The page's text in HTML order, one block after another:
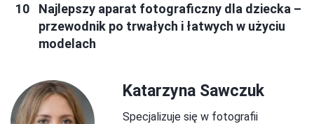
Najlepszy aparat fotograficzny dla dziecka –
przewodnik po trwałych i łatwych w użyciu
modelach
Katarzyna Sawczuk
Specjalizuje się w fotografii